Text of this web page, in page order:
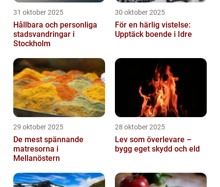
31 oktober 2025
Hållbara och personliga
stadsvandringar i
Stockholm
30 oktober 2025
För en härlig vistelse:
Upptäck boende i Idre
29 oktober 2025
De mest spännande
matresorna i
Mellanöstern
28 oktober 2025
Lev som överlevare –
bygg eget skydd och eld